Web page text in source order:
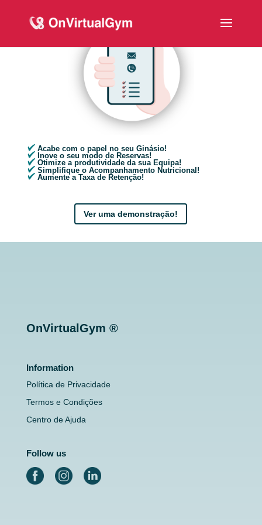
Acabe com o papel no seu Ginásio!
Inove o seu modo de Reservas!
Otimize a produtividade da sua Equipa!
Simplifique o Acompanhamento Nutricional!
Aumente a Taxa de Retenção!
Ver uma demonstração!
OnVirtualGym ®
Information
Política de Privacidade
Termos e Condições
Centro de Ajuda
Follow us